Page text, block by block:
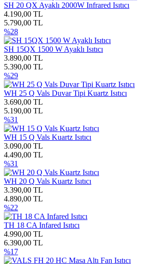
SH 20 QX Ayaklı 2000W Infrared Isıtıcı
4.190,00 TL
5.790,00 TL
%28
SH 15QX 1500 W Ayaklı Isıtıcı
3.890,00 TL
5.390,00 TL
%29
WH 25 Q Vals Duvar Tipi Kuartz Isıtıcı
3.690,00 TL
5.190,00 TL
%31
WH 15 Q Vals Kuartz Isıtıcı
3.090,00 TL
4.490,00 TL
%31
WH 20 Q Vals Kuartz Isıtıcı
3.390,00 TL
4.890,00 TL
%22
TH 18 CA Infared Isıtıcı
4.990,00 TL
6.390,00 TL
%17